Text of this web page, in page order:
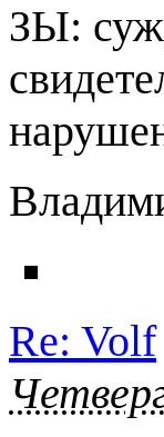
ЗЫ:
Re: Volf